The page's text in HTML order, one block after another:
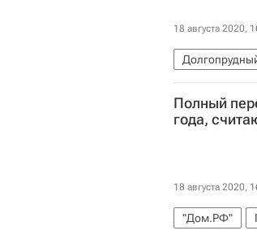
18 августа 2020,
Общежития
Полный
года,
18 августа 2020,
"Дом.РФ"